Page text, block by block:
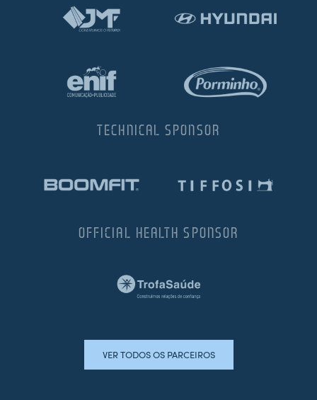
TECHNICAL SPONSOR
OFFICIAL HEALTH SPONSOR
VER TODOS OS PARCEIROS